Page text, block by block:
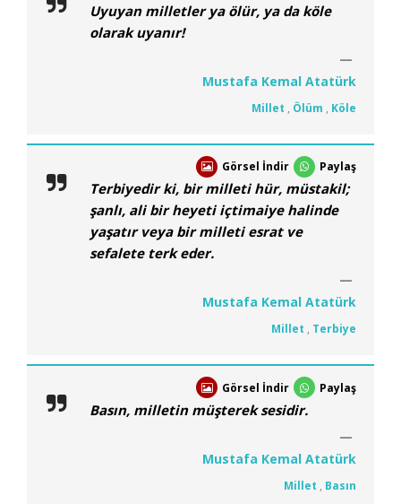
Uyuyan milletler ya ölür, ya da köle
olarak uyanır!
Mustafa Kemal Atatürk
Millet , Ölüm , Köle
Görsel İndir Paylaş
Terbiyedir ki, bir milleti hür, müstakil;
şanlı, ali bir heyeti içtimaiye halinde
yaşatır veya bir milleti esrat ve
sefalete terk eder.
Mustafa Kemal Atatürk
Millet , Terbiye
Görsel İndir Paylaş
Basın, milletin müşterek sesidir.
Mustafa Kemal Atatürk
Millet , Basın